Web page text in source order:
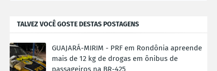
TALVEZ VOCÊ GOSTE DESTAS POSTAGENS
GUAJARÁ-MIRIM - PRF em Rondônia apreende
mais de 12 kg de drogas em ônibus de
passageiros na BR-425